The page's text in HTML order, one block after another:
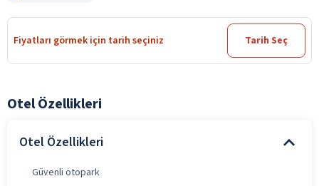
Fiyatları görmek için tarih seçiniz Tarih Seç
Otel Özellikleri
Otel Özellikleri
Güvenli otopark